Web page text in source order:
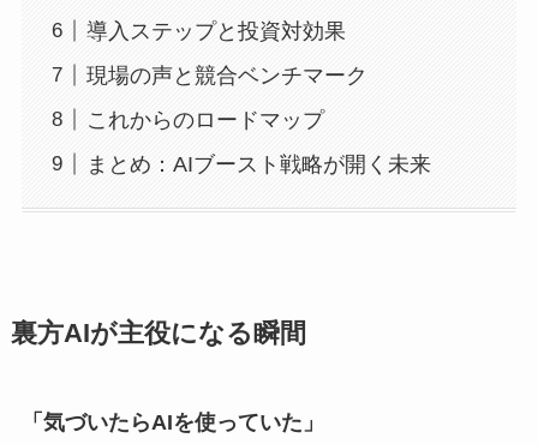
導入ステップと投資対効果
現場の声と競合ベンチマーク
これからのロードマップ
まとめ：AIブースト戦略が開く未来
裏方AIが主役になる瞬間
「気づいたらAIを使っていた」